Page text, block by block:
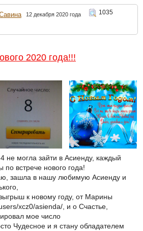
12 декабря 2020 года
1035
2020 года!!!
не могла зайти в Асиенду, каждый
по встрече нового года!
зашла в нашу любимую Асиенду и
к новому году, от Марины
xcz0/asienda/, и о Счастье,
мое число
Чудесное и я стану обладателем